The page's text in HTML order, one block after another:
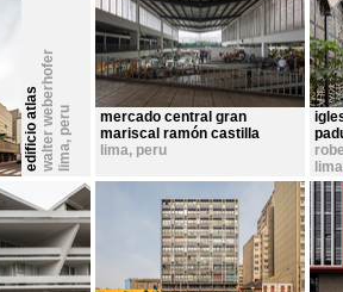
edificio atlaswalter weberhofer lima
,
peru
mercado central gran
mariscal ramón castilla
lima, peru
lima